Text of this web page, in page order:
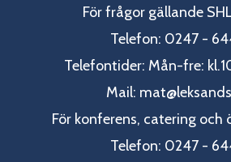
För frågor gällande
Telefon: 0247 -
Telefontider: Mån-fre:
Mail:
För konferens, catering och
Telefon: 0247 -